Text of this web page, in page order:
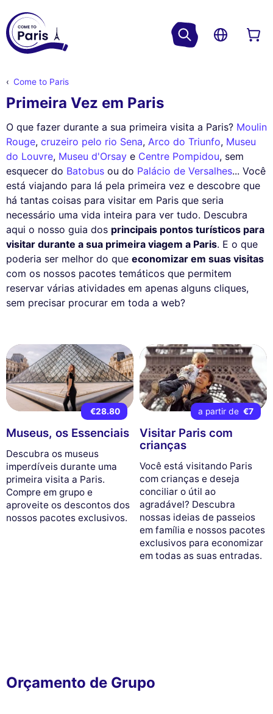
Come to Paris
Primeira Vez em Paris
O que fazer durante a sua primeira visita a Paris? Moulin
Rouge, cruzeiro pelo rio Sena, Arco do Triunfo, Museu
do Louvre, Museu d'Orsay e Centre Pompidou, sem
esquecer do Batobus ou do Palácio de Versalhes... Você
está viajando para lá pela primeira vez e descobre que
há tantas coisas para visitar em Paris que seria
necessário uma vida inteira para ver tudo. Descubra
aqui o nosso guia dos principais pontos turísticos para
visitar durante a sua primeira viagem a Paris. E o que
poderia ser melhor do que economizar em suas visitas
com os nossos pacotes temáticos que permitem
reservar várias atividades em apenas alguns cliques,
sem precisar procurar em toda a web?
€28.80
Museus, os Essenciais
Descubra os museus
imperdíveis durante uma
primeira visita a Paris.
Compre em grupo e
aproveite os descontos dos
nossos pacotes exclusivos.
a partir de €7
Visitar Paris com
crianças
Você está visitando Paris
com crianças e deseja
conciliar o útil ao
agradável? Descubra
nossas ideias de passeios
em família e nossos pacotes
exclusivos para economizar
em todas as suas entradas.
Orçamento de Grupo